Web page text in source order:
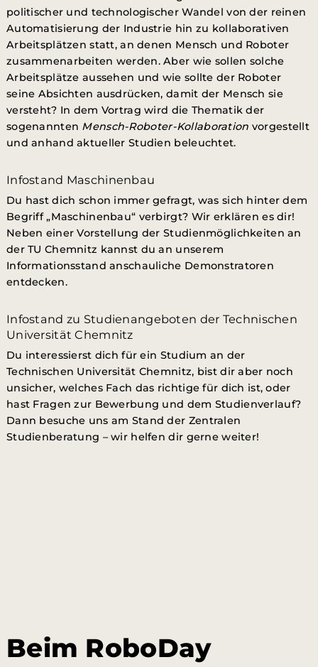
politischer und technologischer Wandel von der reinen
Automatisierung der Industrie hin zu kollaborativen
Arbeitsplätzen statt, an denen Mensch und Roboter
zusammenarbeiten werden. Aber wie sollen solche
Arbeitsplätze aussehen und wie sollte der Roboter
seine Absichten ausdrücken, damit der Mensch sie
versteht? In dem Vortrag wird die Thematik der
sogenannten Mensch-Roboter-Kollaboration vorgestellt
und anhand aktueller Studien beleuchtet.
Infostand Maschinenbau
Du hast dich schon immer gefragt, was sich hinter dem
Begriff „Maschinenbau“ verbirgt? Wir erklären es dir!
Neben einer Vorstellung der Studienmöglichkeiten an
der TU Chemnitz kannst du an unserem
Informationsstand anschauliche Demonstratoren
entdecken.
Infostand zu Studienangeboten der Technischen
Universität Chemnitz
Du interessierst dich für ein Studium an der
Technischen Universität Chemnitz, bist dir aber noch
unsicher, welches Fach das richtige für dich ist, oder
hast Fragen zur Bewerbung und dem Studienverlauf?
Dann besuche uns am Stand der Zentralen
Studienberatung – wir helfen dir gerne weiter!
Beim RoboDay